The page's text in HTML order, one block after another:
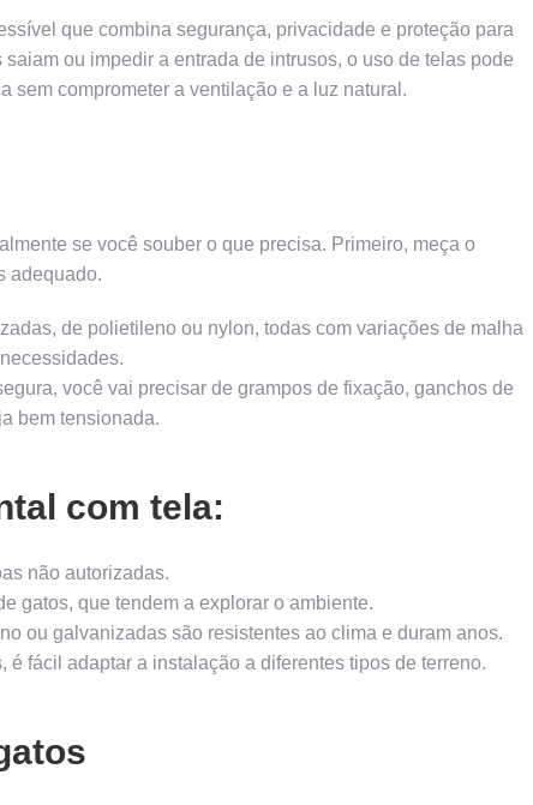
que combina segurança, privacidade e proteção para
ou impedir a entrada de intrusos, o uso de telas pode
sem comprometer a ventilação e a luz natural.
se você souber o que precisa. Primeiro, meça o
adequado.
de polietileno ou nylon, todas com variações de malha
você vai precisar de grampos de fixação, ganchos de
bem tensionada.
com tela:
não autorizadas.
gatos, que tendem a explorar o ambiente.
ou galvanizadas são resistentes ao clima e duram anos.
é fácil adaptar a instalação a diferentes tipos de terreno.